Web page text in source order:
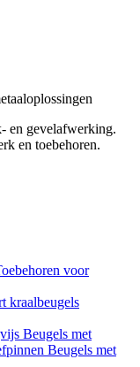
en gevelafwerking.
en toebehoren.
voor
kraalbeugels
Beugels met
Beugels met